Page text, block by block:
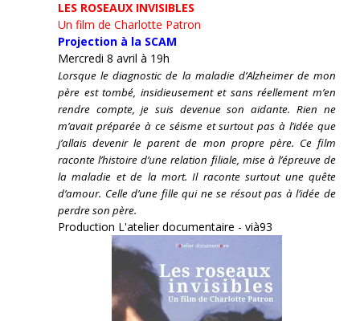
LES ROSEAUX INVISIBLES
Un film de Charlotte Patron
Projection à la SCAM
Mercredi 8 avril à 19h
Lorsque le diagnostic de la maladie d’Alzheimer de mon
père est tombé, insidieusement et sans réellement m’en
rendre compte, je suis devenue son aidante. Rien ne
m’avait préparée à ce séisme et surtout pas à l’idée que
j’allais devenir le parent de mon propre père. Ce film
raconte l’histoire d’une relation filiale, mise à l’épreuve de
la maladie et de la mort. Il raconte surtout une quête
d’amour. Celle d’une fille qui ne se résout pas à l’idée de
perdre son père.
Production L'atelier documentaire - vià93